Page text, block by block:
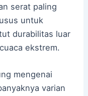
serat paling
untuk
durabilitas luar
ekstrem.
mengenai
varian